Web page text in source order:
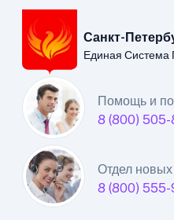
Санкт-
Единая Система
Помощь и
8 (800) 505-
Отдел
8 (800)
Санкт-
филиал
Единой